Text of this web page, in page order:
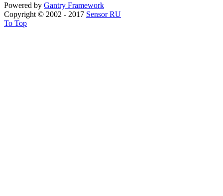
Powered by Gantry Framework
Copyright © 2002 - 2017 Sensor RU
To Top